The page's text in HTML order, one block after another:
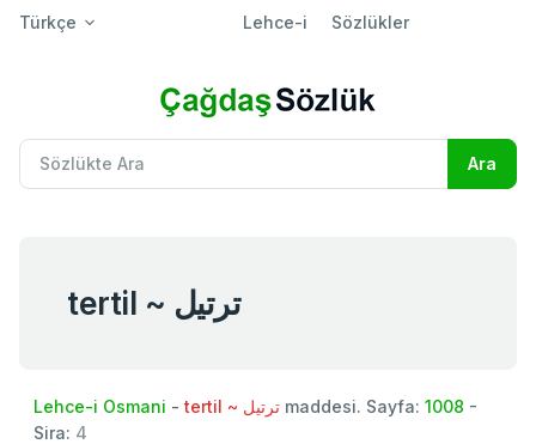
Türkçe Lehce-i Sözlükler
tertil ~ ترتيل
Lehce-i Osmani - tertil ~ ترتيل maddesi. Sayfa: 1008 -
Sira: 4